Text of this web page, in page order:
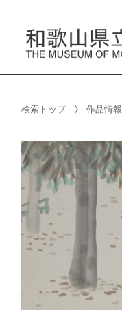
検索トップ 作品情報